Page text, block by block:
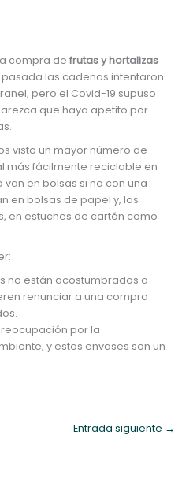
compra de frutas y hortalizas
las cadenas intentaron
pero el Covid-19 supuso
que haya apetito por
visto un mayor número de
más fácilmente reciclable en
van en bolsas si no con una
en bolsas de papel y, los
en estuches de cartón como
no están acostumbrados a
renunciar a una compra
por la
y estos envases son un
Entrada siguiente →